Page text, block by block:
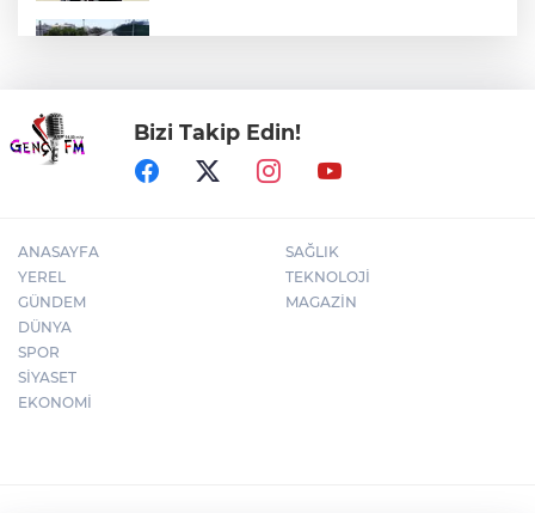
İzmir Karabağlar'da BİO fark yarattı
Bizi Takip Edin!
ANASAYFA
YEREL
GÜNDEM
DÜNYA
SPOR
SİYASET
EKONOMİ
SAĞLIK
TEKNOLOJİ
MAGAZİN